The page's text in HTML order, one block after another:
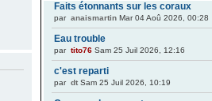
Faits étonnants sur les coraux
par anaismartin Mar 04 Aoû 2026, 00:28
Eau trouble
par tito76 Sam 25 Juil 2026, 12:16
c'est reparti
par dt Sam 25 Juil 2026, 10:19